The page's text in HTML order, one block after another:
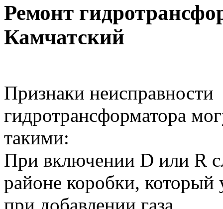
Ремонт
Камчатский
Признаки неисправности
гидротрансформатора
такими:
При включении D или R
районе коробки, который
при добавлении газа.